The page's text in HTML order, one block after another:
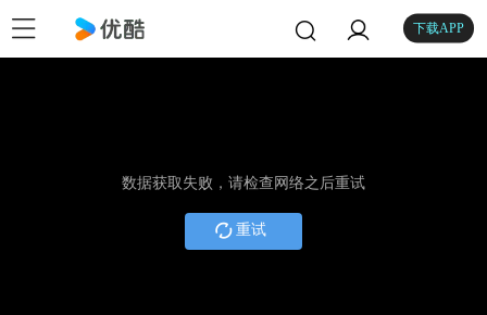
下载APP
数据获取失败，请检查网络之后重试
重试